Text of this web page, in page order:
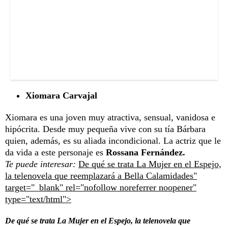
Xiomara Carvajal
Xiomara es una joven muy atractiva, sensual, vanidosa e
hipócrita. Desde muy pequeña vive con su tía Bárbara
quien, además, es su aliada incondicional. La actriz que le
da vida a este personaje es Rossana Fernández.
Te puede interesar: De qué se trata La Mujer en el Espejo,
la telenovela que reemplazará a Bella Calamidades"
target="_blank" rel="nofollow noreferrer noopener"
type="text/html">
De qué se trata La Mujer en el Espejo, la telenovela que